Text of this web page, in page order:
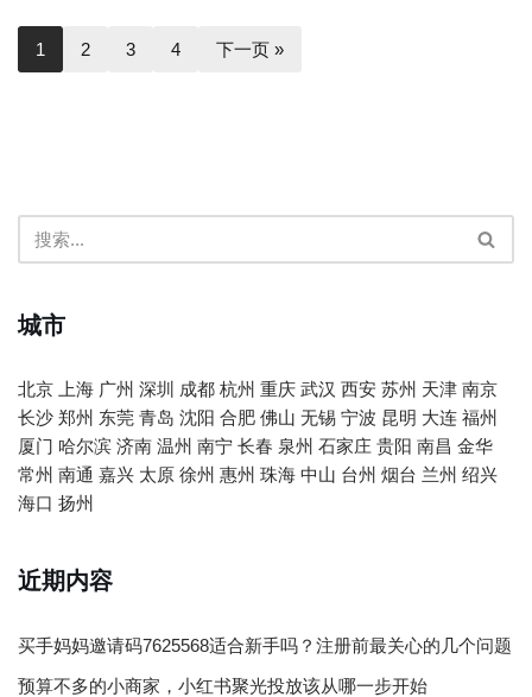
1 2 3 4 下一页 »
城市
北京 上海 广州 深圳 成都 杭州 重庆 武汉 西安 苏州 天津 南京
长沙 郑州 东莞 青岛 沈阳 合肥 佛山 无锡 宁波 昆明 大连 福州
厦门 哈尔滨 济南 温州 南宁 长春 泉州 石家庄 贵阳 南昌 金华
常州 南通 嘉兴 太原 徐州 惠州 珠海 中山 台州 烟台 兰州 绍兴
海口 扬州
近期内容
买手妈妈邀请码7625568适合新手吗？注册前最关心的几个问题
预算不多的小商家，小红书聚光投放该从哪一步开始